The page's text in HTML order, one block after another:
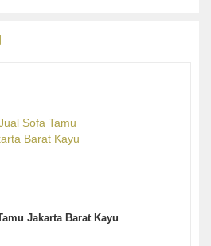
Jakarta Barat Kayu